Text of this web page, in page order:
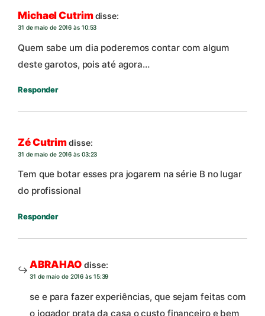
Michael Cutrimdisse:
31 de maio de 2016 às 10:53
Quem sabe um dia poderemos contar com algum
deste garotos, pois até agora…
Responder
Zé Cutrimdisse:
31 de maio de 2016 às 03:23
Tem que botar esses pra jogarem na série B no lugar
do profissional
Responder
ABRAHAO disse:
31 de maio de 2016 às 15:39
se e para fazer experiências, que sejam feitas com
o jogador prata da casa o custo financeiro e bem